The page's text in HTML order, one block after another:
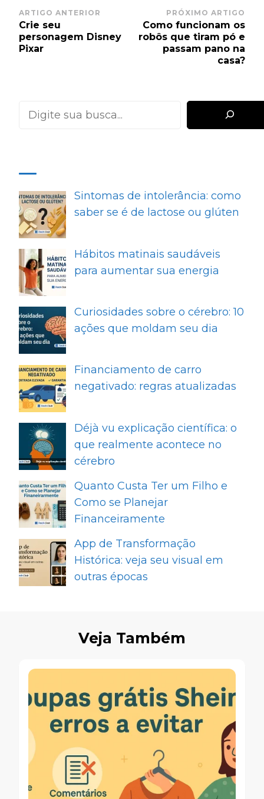
Post
Navigation
ARTIGO ANTERIOR
Crie seu
personagem Disney
Pixar
PRÓXIMO ARTIGO
Como funcionam os
robôs que tiram pó e
passam pano na
casa?
Sintomas de intolerância: como
saber se é de lactose ou glúten
Hábitos matinais saudáveis
para aumentar sua energia
Curiosidades sobre o cérebro: 10
ações que moldam seu dia
Financiamento de carro
negativado: regras atualizadas
Déjà vu explicação científica: o
que realmente acontece no
cérebro
Quanto Custa Ter um Filho e
Como se Planejar
Financeiramente
App de Transformação
Histórica: veja seu visual em
outras épocas
Veja Também